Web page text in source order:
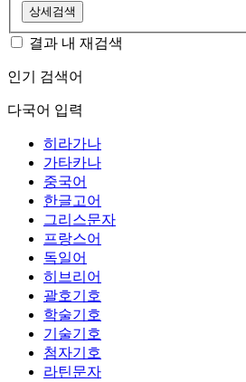
상세검색
결과 내 재검색
인기 검색어
다국어 입력
히라가나
가타카나
중국어
한글고어
그리스문자
프랑스어
독일어
히브리어
괄호기호
학술기호
기술기호
첨자기호
라틴문자